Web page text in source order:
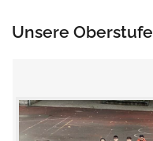
Unsere Oberstufe